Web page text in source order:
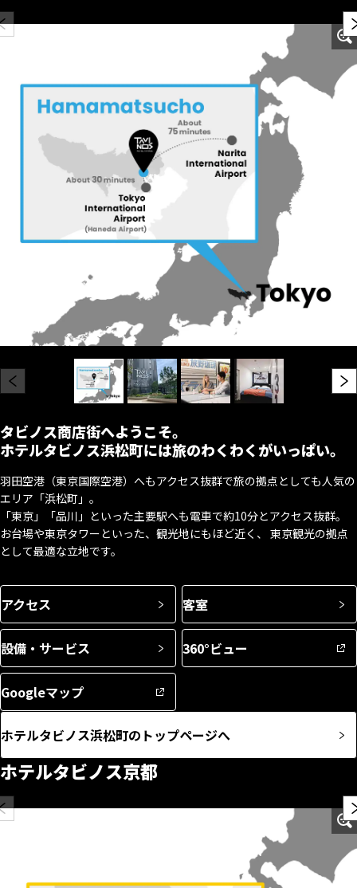
タビノス商店街へようこそ。
ホテルタビノス浜松町には旅のわくわくがいっぱい。
羽田空港（東京国際空港）へもアクセス抜群で旅の拠点としても人気の
エリア「浜松町」。
「東京」「品川」といった主要駅へも電車で約10分とアクセス抜群。
お台場や東京タワーといった、観光地にもほど近く、 東京観光の拠点
として最適な立地です。
アクセス 客室
設備・サービス 360°ビュー
Googleマップ
ホテルタビノス浜松町のトップページへ
ホテルタビノス京都